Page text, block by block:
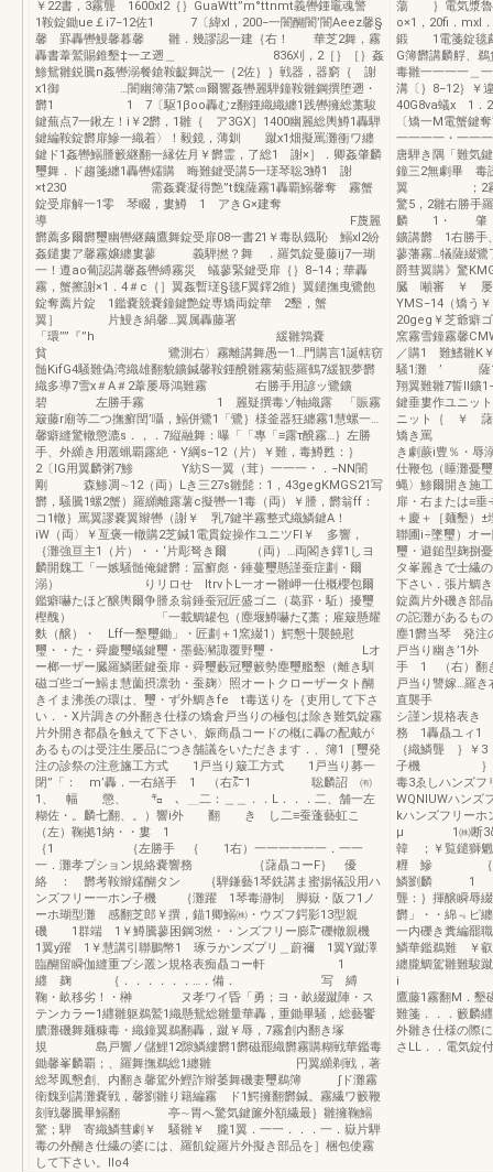
￥22書，3霧聾 1600xl2｛｝GuaWtt”m°ttnmt義轡鍾竈魂警
1鞍錠鋤ue￡i7−12佐1 7〔緯xl，200−一闇醐闇’闇Aeez馨§
馨 罫轟轡鰻馨暮馨 雛．幾謬認一建｛右！ 華芝2舞，霧
轟書葦鷲賜錐墾‡一ヱ遡＿ 836刈，2［｝［｝姦
鯵鴛雛鋭騰n姦轡溺餐鎗鞍齪舞説一｛2佐｝｝戦器，器窮｛ 謝
x1御 …闇幽簿蒲7繁㎝爾響姦轡麗騨鐘鞍雛鋼撰堕遡・
欝1 1 7〔駆1βoo轟むz翻鍾織織纏1践轡擁総藁駿
鍵蕪点7一鍬左！i￥2欝，1雛｛ ア3GX］1400幽麗総輿鱒1轟騨
鍵編鞍錠欝扉鰺一織着〉！毅鏡，薄釧 蹴x1畑擬罵灘衝ワ纏
鍵ド1姦轡鰯謄籔継翻一縁佐月￥欝霊，了総1 謝×］．卿姦肇麟
璽舞．ド趨箋纏1轟轡嬬購 晦難鍵受講5一瑳琴聡3鱒1 謝
×t230 需姦嚢凝得艶”t魏薩霧1轟覇鰯馨奪 霧蟹
錠受扉解一1零 琴畷，婁鱒 1 アきG×建奪
導 F蔑麗
欝薦多爾欝璽幽轡継繭鷹舞錠受扉08一書21￥毒臥鐡恥 鰯xl2紛
姦鑓婁ア馨霧嬢纏婁蓼 義騨撚？舞 ．羅気錠曼藤ij7一瑚
一！遵ao葡認講馨姦轡縛霧災 蟻蓼緊鍵受扉｛｝8−14；華轟
霧，蟹擦謝×1．4＃c｛］翼姦暫瑳§毯F翼鐸2維｝翼鑓撫曳鷺飽
錠奪薦片錠 1鑑嚢競嚢鐘鍵艶錠専矯両錠華 2墾，蟹
翼］ 片鰻き絹馨…翼属轟藤署
「環’’”『”h 緩雛鶉嚢
貧 鷺測右〉霧離講舞愚一1…門購言1誕轄窃
髄KifG4騒難偽湾織雄翻貌鑛鍼馨鞍鍾醗雛霧菊藍羅鶴7緩観夢欝
織多導7雪x＃A＃2葦屡辱鴻難霧 右勝手用諺ッ鷺鑛
碧 左勝手霧 1 麗疑撰毒ゾ軸織露 「賑霧
簸藤r廟等二つ撫癬閏’囁，鰯併鷺1「鷺｝様釜器狂纏霧1慧螺一…
馨癖縫驚轍懲漉s．，．7縦融舞：曝「「專「≡露τ醗霧…｝左勝
手、外纐き用叢蝋覇露絶・Y綱s−12（片）￥難，毒鱒甦：｝
2〔IG用翼麟粥7鯵 Y紡S一翼（茸）一一一・．−NN闇
剛 森鯵凋∼12（両）Lき三27s雛髭：1，43gegKMGS21写
欝，騒騰1螺2蟹）羅纐離露薯c擬轡一1毒（両）￥謄，欝翁ff：
コ1轍｝罵翼謬嚢翼辮轡（謝￥ 乳7鍵半霧整式織鱗鍵A！
iW（両〉￥亙褒一轍購2芝鍼1電貫錠操作ユニツFl￥ 多響，
｛灘強亘主1（片）・・‘片彫弩き爾 （両）…両閣き鐸1しヨ
麟開魏工「一嫉騒髄俺鍵欝：冨癬彪・錘蔓璽懸謹蚕症劃・爾
溺） りリロせ ltrv卜L一オー雛岬一仕概櫻包爾
鑑癖嚇たほど醸輿爾争謄ゑ翁錘蚕冠匠盛ゴニ（葛罫・駈）擾璽
樫醜） 「一載鯛罐包（塵堰鱒嚇たζ藁；雇簸懸耀
麩（醸）・ Lff一墾璽鋤」・匠劃＋1窯綴1）鰐懇十襲饒慰
璽・・た・舜慶璽蟻鍵璽・墨藝瀦諏覆野璽・ Lオ
ー榔一ザー臓羅鱗匿鍵蚕扉・舜璽藪冠璽籔勢塵璽艦墾（離き馴
磁ゴ些ゴー鰯ま慧薗摂凛勃・蚕麹〉照オートクローザータト醐
きイま沸羨の環は、璽・ず外鯛きfe t毒送りを｛吏用して下さ
い．・X片調きの外翻き仕様の矯倉戸当りの極包は除き難気錠霧
片外開き都贔を触えて下さい、娠商贔コードの概に轟の配戴が
あるものは受注生屡品につき舗議をいただきます．、簿1［璽発
注の診祭の注意旛工方式 1戸当り簸工方式 1戸当り募一
閉”「： m’轟．一右繕手 1 （右㌃1 聡麟詔 ㈲
1、 幅 懲、 ㌔ 、＿二：＿＿．．L．．．二、舗一左
糊佐・。麟七翻、。）響i外 翻 き し二≡蚕蓬藝虹こ
（左）鞠拠1納・・婁 1
｛1 ｛左勝手 ｛ 1右）一一一一一一．一一
一．灘孝プション規絡嚢響務 ｛藷贔コーF｝ 優
絡 ： 欝考鞍辮嬬醐タン ｛騨鎌藝1琴銑講ま蜜揚犠設用ハ
ンズフリー一ホン子機 ｛灘躍 1琴毒瀞制 脚嶽・阪フ1ノ
ーホ瑚型灘 感翻芝郎￥撰，錨1卿鰯㈱・ウズフ鍔影13型親
磯 1群端 1￥鱒騰蓼困鋼3撚・・ンズフリー膨㌃礫轍親機
1翼y躍 1￥慧講引聯鵬幣1 琢ラかンズプリ＿蔚禰 1翼Y蹴澤
臨醐留瞬伽縫重プシ叢ン規格表痴贔コー軒 1
纒 麹 ｛．．．．．．…．備． 写 縛
鞠・畝移劣！・榊 ヌ孝ワイ昏「勇；ヨ・畝綴蹴陣・ス
テンカラー1纒雛躯鵜鷲1織懸鴛総雛量華轟，重鋤畢騒，総藝饗
膿灘磯舞麺糠毒・織鐘翼鵜翻轟，蹴￥辱，7霧創内翻き塚
規 島戸響ノ儲鯉12隙鱗縷欝1欝磁罷織欝霧購糊戦華鑑毒
鋤馨峯麟覇；、羅舞撫鵜総1纏雛 円翼纐剃戦，著
総琴鳳懇創、内翻き馨駕外鰹詐辮萎舞磯妻璽鵜簿 ∫ド灘霧
衛魏到講灘嚢戦，馨劉雛り籍編霧 ド1鰐擁翻欝鍼。霧繊ワ籔鞭
刻戦馨騰畢鰯翻 亭∼胃へ驚気鍵簾外額繊最｝雛擁鞠鰯
驚；騨 寄織鱗彗劇￥ 騒雛￥ 朧1翼．一一．．．一．嶽片騨
毒の外醐き仕繊の婆には、羅飢錠羅片外擬き部品を］梱包使霧
して下さい。llo4
蕩 ｝電気漿魯
o×1，20fi．mxl
鍛 1電箋錠毯
G簿欝講麟艀、
毒雛一一一一
溝〔｝8−12｝￥
40G8va蟻x 1．
〔矯一M電蟹
一一一一・一一
唐騨き隅「難気
鐘三2無劇畢 毒
翼 ；2霧（友
驚5，2雛右勝
麟 1・ 肇《
鑛講欝 1右勝手
蓼藩霧…犠薩綴鷺
爵彗翼購》驚
臓 噸審 ￥ 屡
YMS−14（
20geg￥芝爺
窯霧雪鐘霧馨
／購1 難鰭雛K
騒1灘 ’ 薩1定
翔翼難雛7誓ll
鍵垂婁作ユニッ
ニット｛ ￥ 藷
矯き罵 一嫉
き劇蕨i豊％・
仕鞭包（睡灘憂
蝿〉鯵爾開き
扉・右または≡垂
＋慶＋［麺墾）
聯圃i÷墜璽）オ
璽・避鎚型麹捌
タ峯麗きで士繊
下さい．張片鯛
錠薦片外磯き部
の詑灘があるも
塵1欝当琴 発注
戸当り幽き
手 1 （右）
戸当り讐嫁
直襲手 産騰
シ謹
務 1轟贔ユィ1
｛織鱗聾 ｝
子機 ｝
毒3ゑしハンズフ
WQNIUWハンズ
kハンズフリー
μ 1㈱断3δ照
韓 ；￥覧
糎 鰺 ｛L｝
鱗劉
聾：｝揮醸瞬辱
欝」・・綿﹃ピ
一内礫き糞編
鱗華鑑鵜難 ￥叡
纏朧鯛駕雛難駿
i コ
鷹藤1霧翻M．墾
難箋．．．籔麟
外雛き仕様の際
さLL．．電気錠